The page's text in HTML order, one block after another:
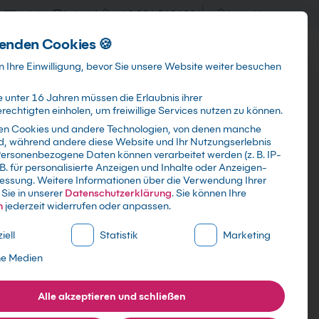
training@kebel.de +49 231 5191986 Anmelden
Suchen
Info & Services Kontakt
Cookies 🍪
Ihre Einwilligung, bevor Sie unsere Website weiter besuchen
unter 16 Jahren müssen die Erlaubnis ihrer
einholen, um freiwillige Services nutzen zu können.
Cookies und andere Technologien, von denen manche
während andere diese Website und Ihr Nutzungserlebnis
Daten können verarbeitet werden (z. B. IP-
für personalisierte Anzeigen und Inhalte oder Anzeigen-
Weitere Informationen über die Verwendung Ihrer
in unserer Datenschutzerklärung.Sie können Ihre
jederzeit widerrufen oder anpassen.
Liste der Service-Gruppen, für die eine Einwilligung
Statistik
Marketing
Medien
Alle akzeptieren und schließen